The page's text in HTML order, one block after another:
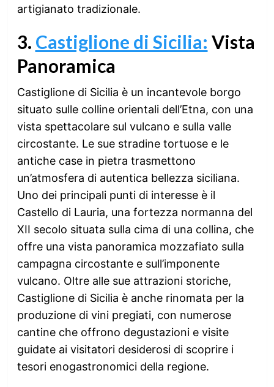
artigianato tradizionale.
3. Castiglione di Sicilia: Vista
Panoramica
Castiglione di Sicilia è un incantevole borgo
situato sulle colline orientali dell’Etna, con una
vista spettacolare sul vulcano e sulla valle
circostante. Le sue stradine tortuose e le
antiche case in pietra trasmettono
un’atmosfera di autentica bellezza siciliana.
Uno dei principali punti di interesse è il
Castello di Lauria, una fortezza normanna del
XII secolo situata sulla cima di una collina, che
offre una vista panoramica mozzafiato sulla
campagna circostante e sull’imponente
vulcano. Oltre alle sue attrazioni storiche,
Castiglione di Sicilia è anche rinomata per la
produzione di vini pregiati, con numerose
cantine che offrono degustazioni e visite
guidate ai visitatori desiderosi di scoprire i
tesori enogastronomici della regione.